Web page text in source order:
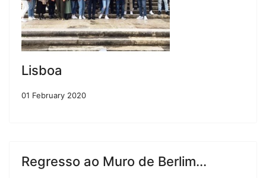
Lisboa
01 February 2020
Regresso ao Muro de Berlim...